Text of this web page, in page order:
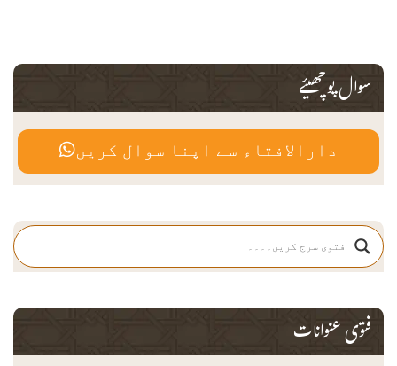
سوال پوچھیئے
دارالافتاء سے اپنا سوال کریں
فتوی عنوانات